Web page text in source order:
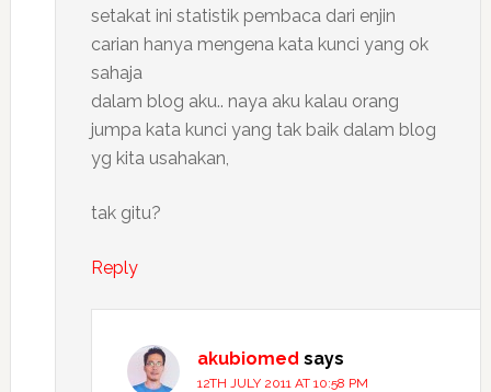
setakat ini statistik pembaca dari enjin
carian hanya mengena kata kunci yang ok
sahaja
dalam blog aku.. naya aku kalau orang
jumpa kata kunci yang tak baik dalam blog
yg kita usahakan,
tak gitu?
Reply
akubiomed says
12TH JULY 2011 AT 10:58 PM